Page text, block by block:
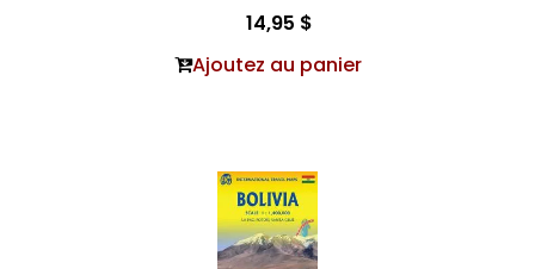
14,95 $
Ajoutez au panier